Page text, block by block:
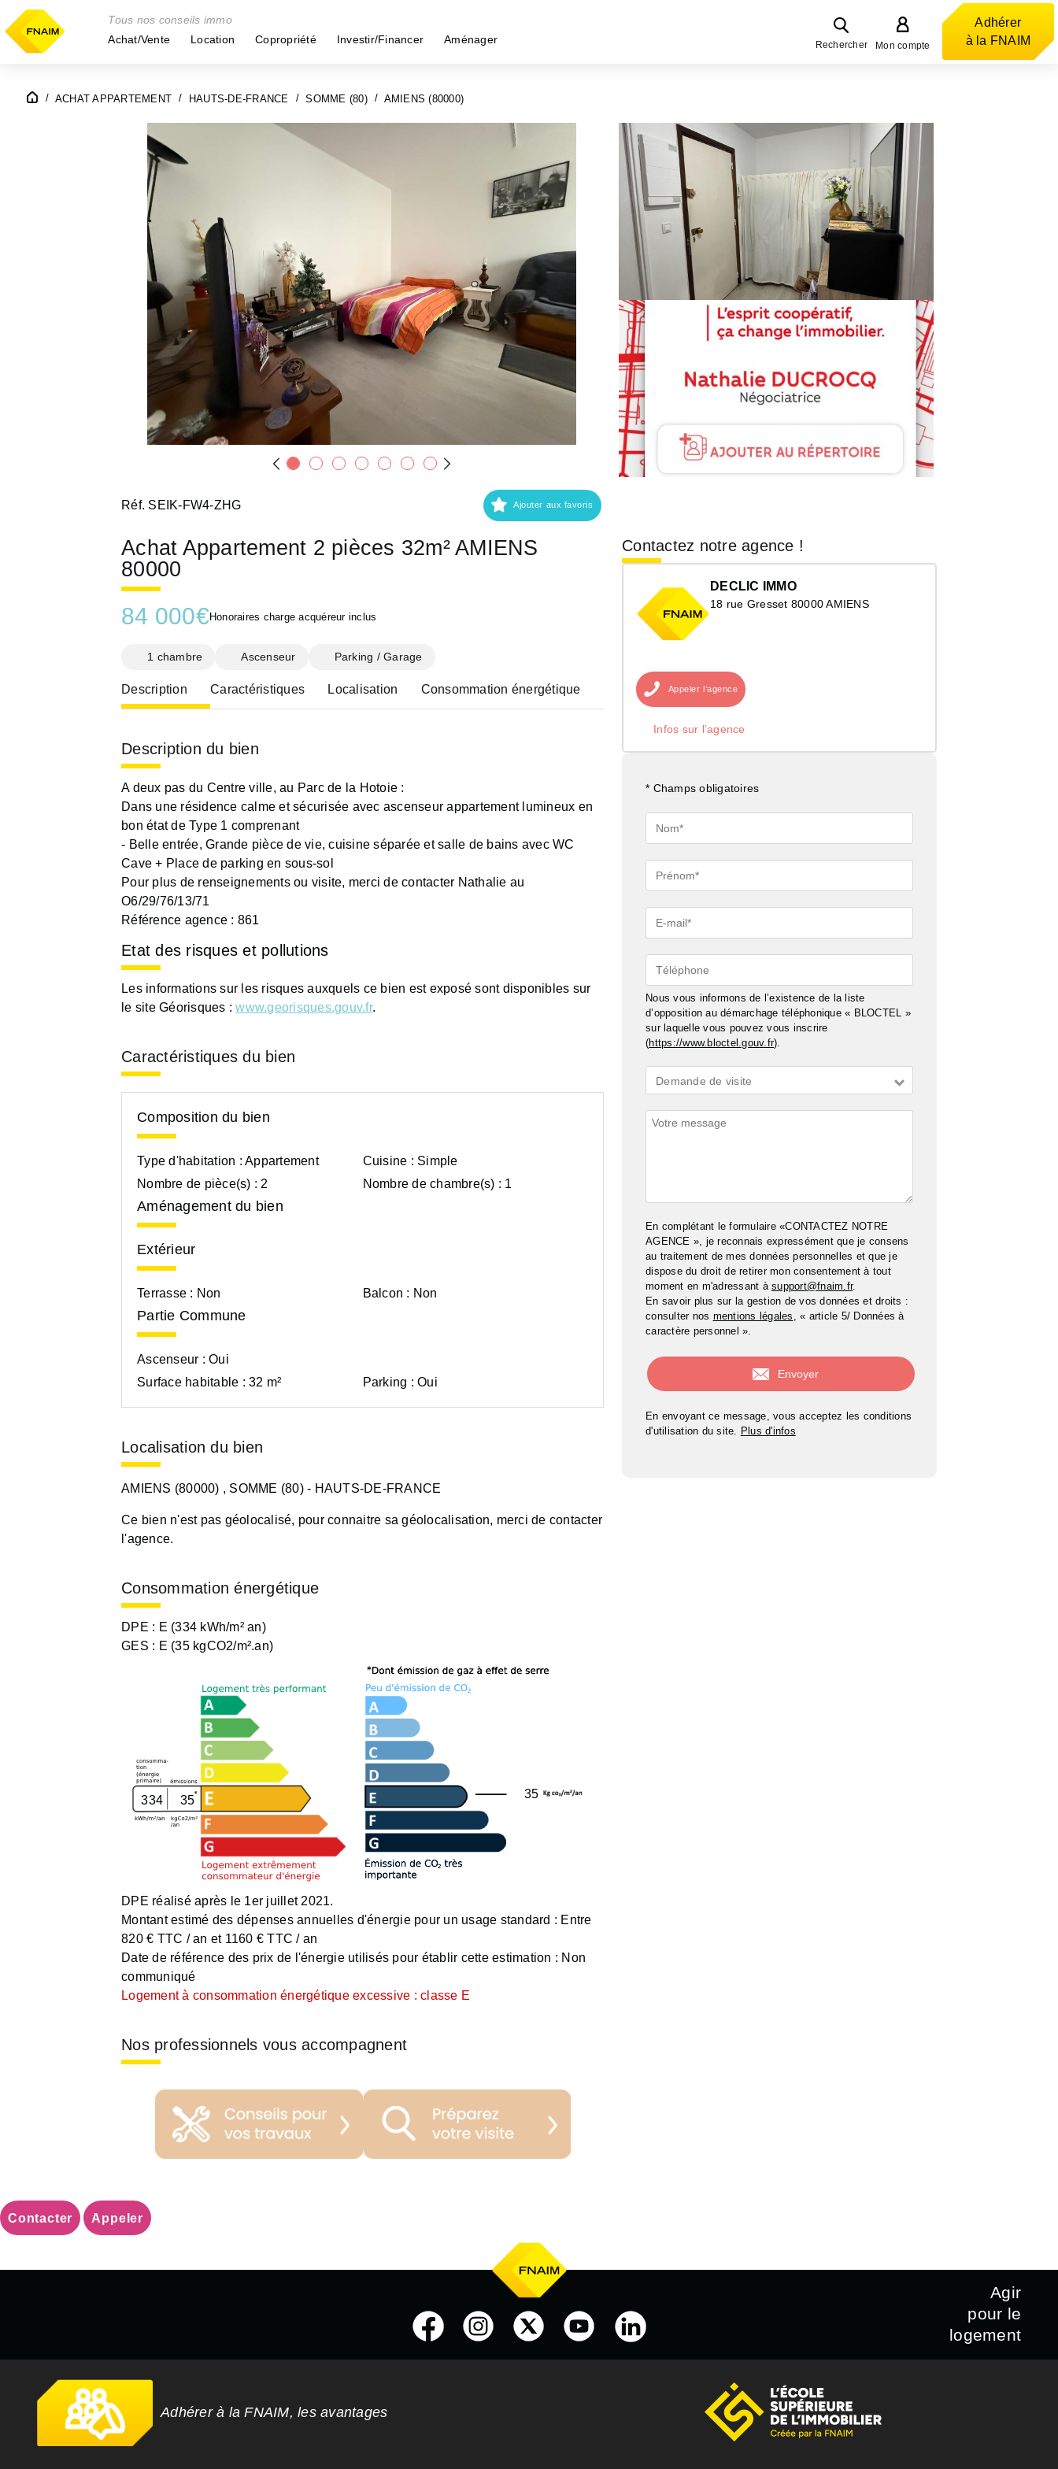
Tous nos conseils immo
Achat/Vente
Location Copropriété Investir/Financer Aménager Rechercher Mon compte
Adhérer
à la FNAIM
ACHAT APPARTEMENT HAUTS-DE-FRANCE SOMME (80) AMIENS (80000)
Réf. SEIK-FW4-ZHG Ajouter aux favoris
Achat Appartement 2 pièces 32m² AMIENS
80000
84 000€ Honoraires charge acquéreur inclus
1 chambre Ascenseur Parking / Garage
Description Caractéristiques Localisation Consommation énergétique
Description du bien
A deux pas du Centre ville, au Parc de la Hotoie :
Dans une résidence calme et sécurisée avec ascenseur appartement lumineux en
bon état de Type 1 comprenant
- Belle entrée, Grande pièce de vie, cuisine séparée et salle de bains avec WC
Cave + Place de parking en sous-sol
Pour plus de renseignements ou visite, merci de contacter Nathalie au
O6/29/76/13/71
Référence agence : 861
Etat des risques et pollutions
Les informations sur les risques auxquels ce bien est exposé sont disponibles sur
le site Géorisques :www.georisques.gouv.fr.
Caractéristiques du bien
Composition du bien
Type d'habitation : Appartement Cuisine : Simple
Nombre de pièce(s) : 2 Nombre de chambre(s) : 1
Aménagement du bien
Extérieur
Terrasse : Non Balcon : Non
Partie Commune
Ascenseur : Oui
Surface habitable : 32 m² Parking : Oui
Localisation du bien
AMIENS (80000) , SOMME (80) - HAUTS-DE-FRANCE
Ce bien n'est pas géolocalisé, pour connaitre sa géolocalisation, merci de contacter
l'agence.
Consommation énergétique
DPE : E (334 kWh/m² an)
GES : E (35 kgCO2/m².an)
334 35 35
DPE réalisé après le 1er juillet 2021.
Montant estimé des dépenses annuelles d'énergie pour un usage standard : Entre
820 € TTC / an et 1160 € TTC / an
Date de référence des prix de l'énergie utilisés pour établir cette estimation : Non
communiqué
Logement à consommation énergétique excessive : classe E
Nos professionnels vous accompagnent
Contactez notre agence !
DECLIC IMMO
18 rue Gresset 80000 AMIENS
Appeler l’agence
Infos sur l’agence
* Champs obligatoires
Nom*
Prénom*
E-
mail*
Téléphone
Nous vous informons de l’existence de la liste
d’opposition au démarchage téléphonique « BLOCTEL »
sur laquelle vous pouvez vous inscrire
(https://www.bloctel.gouv.fr).
Demande
*
Demande de visite
Commentaires
En complétant le formulaire «CONTACTEZ NOTRE
AGENCE », je reconnais expressément que je consens
au traitement de mes données personnelles et que je
dispose du droit de retirer mon consentement à tout
moment en m'adressant à support@fnaim.fr.
En savoir plus sur la gestion de vos données et droits :
consulter nos mentions légales , « article 5/ Données à
caractère personnel ».
En envoyant ce message, vous acceptez les conditions
d'utilisation du site. Plus d'infos
Contacter Appeler
Agir
pour le
logement
Adhérer à la FNAIM, les avantages